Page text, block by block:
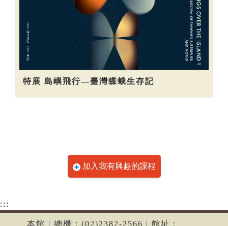
特展 島嶼飛行—臺灣蝶蛾生存記
加入我有興趣的課程
:::
本館 | 總機：(02)2382-2566 | 館址：